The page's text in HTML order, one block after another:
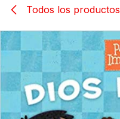
Todos los productos